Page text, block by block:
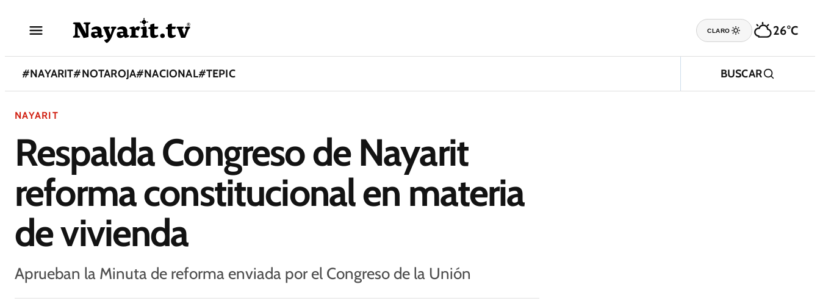
CLARO 26°C
#NAYARIT#NOTAROJA#NACIONAL#TEPIC BUSCAR
NAYARIT
Respalda Congreso de Nayarit
reforma constitucional en materia
de vivienda
Aprueban la Minuta de reforma enviada por el Congreso de la Unión